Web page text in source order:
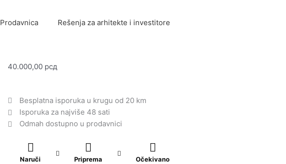
Prodavnica Rešenja za arhitekte i investitore
40.000,00 рсд
Besplatna isporuka u krugu od 20 km
Isporuka za najviše 48 sati
Odmah dostupno u prodavnici
Naruči Priprema Očekivano
kabina